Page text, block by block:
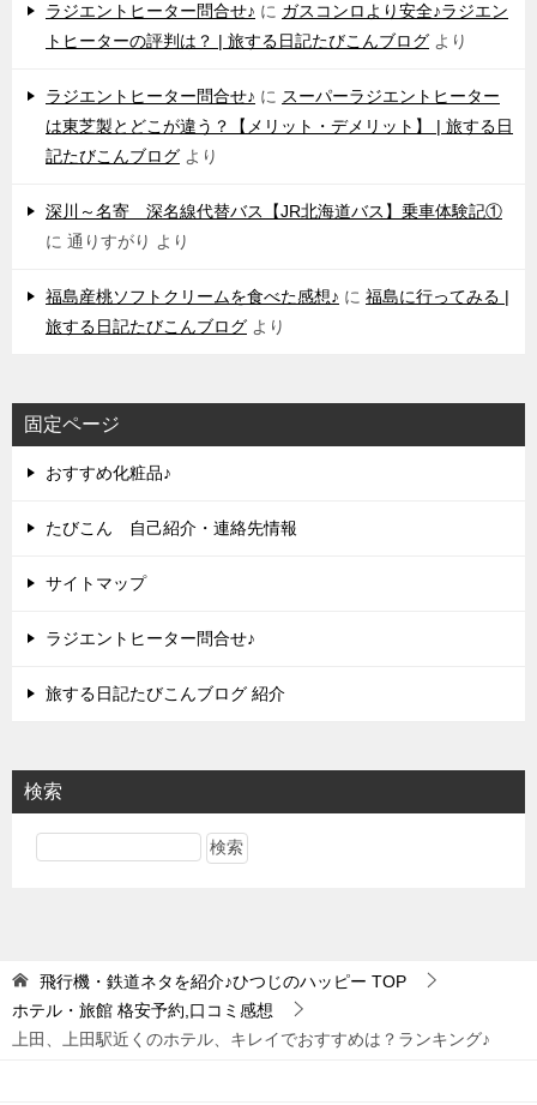
ラジエントヒーター問合せ♪ に ガスコンロより安全♪ラジエン
トヒーターの評判は？ | 旅する日記たびこんブログ より
ラジエントヒーター問合せ♪ に スーパーラジエントヒーター
は東芝製とどこが違う？【メリット・デメリット】 | 旅する日
記たびこんブログ より
深川～名寄 深名線代替バス【JR北海道バス】乗車体験記①
に 通りすがり より
福島産桃ソフトクリームを食べた感想♪ に 福島に行ってみる |
旅する日記たびこんブログ より
固定ページ
おすすめ化粧品♪
たびこん 自己紹介・連絡先情報
サイトマップ
ラジエントヒーター問合せ♪
旅する日記たびこんブログ 紹介
検索
飛行機・鉄道ネタを紹介♪ひつじのハッピー TOP
ホテル・旅館 格安予約,口コミ感想
上田、上田駅近くのホテル、キレイでおすすめは？ランキング♪